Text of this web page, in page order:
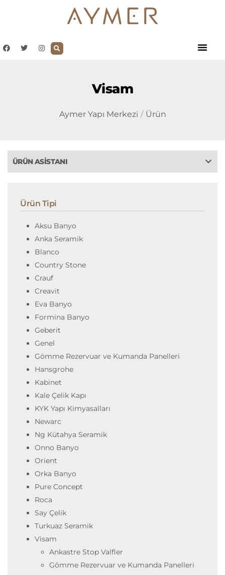
Visam
Aymer Yapı Merkezi Ürün
ÜRÜN ASISTANI
Ürün Tipi
Aksu Banyo
Anka Seramik
Blanco
Country Stone
Crauf
Creavit
Eva Banyo
Formina Banyo
Geberit
Genel
Gömme Rezervuar ve Kumanda Panelleri
Hansgrohe
Kabinet
Kale Çelik Kapı
KYK Yapı Kimyasalları
Newarc
Ng Kütahya Seramik
Onno Banyo
Orient
Orka Banyo
Pure Concept
Roca
Say Çelik
Turkuaz Seramik
Visam
Ankastre Stop Valfler
Gömme Rezervuar ve Kumanda Panelleri